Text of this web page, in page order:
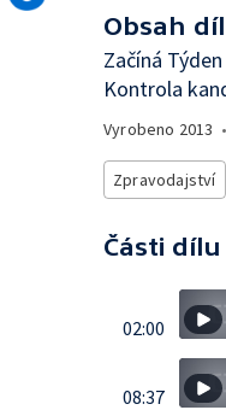
Obsah
Začíná
Kontrola
Vyrobeno 2013 •
Zpravodajství
Části dílu
02:00
08:37